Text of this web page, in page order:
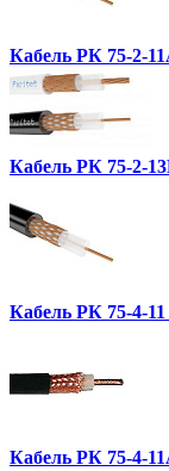
Кабель РК 75-2-
Кабель РК 75-2-
Кабель РК 75-4-11
Кабель РК 75-4-